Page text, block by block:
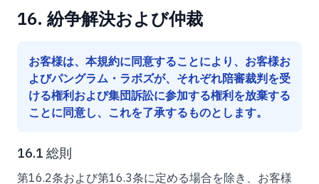
16. 紛争解決および仲裁
お客様は、本規約に同意することにより、お客様お
よびパングラム・ラボズが、それぞれ陪審裁判を受
ける権利および集団訴訟に参加する権利を放棄する
ことに同意し、これを了承するものとします。
16.1 総則
第16.2条および第16.3条に定める場合を除き、お客様